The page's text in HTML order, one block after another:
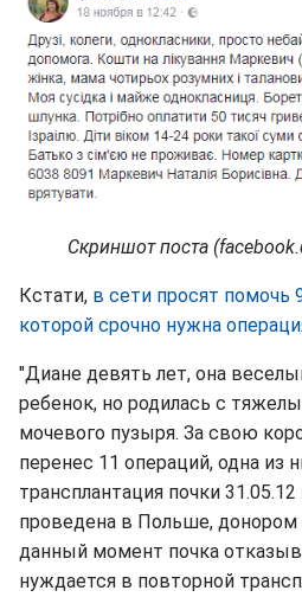
Скриншот поста
Кстати, в сети просят помочь
которой срочно нужна
"Диане девять лет, она
ребенок, но родилась с
мочевого пузыря. За свою
перенес 11 операций, одна из
трансплантация почки
проведена в Польше, донором
данный момент почка
нуждается в повторной